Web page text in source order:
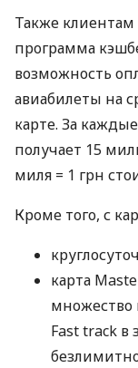
Также клиентам
программа
возможность
авиабилеты на
карте. За
получает 15
миля = 1 грн
Кроме того, с
карта
Fast track в